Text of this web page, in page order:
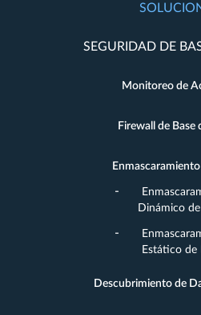
SEGURIDAD DE
Monitoreo de
Firewall de Base
Dinámico
Estático de
Descubrimiento de